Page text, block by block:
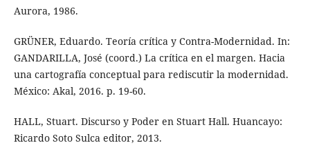
Aurora, 1986.
GRÜNER, Eduardo. Teoría crítica y Contra-Modernidad. In:
GANDARILLA, José (coord.) La crítica en el margen. Hacia
una cartografía conceptual para rediscutir la modernidad.
México: Akal, 2016. p. 19-60.
HALL, Stuart. Discurso y Poder en Stuart Hall. Huancayo:
Ricardo Soto Sulca editor, 2013.